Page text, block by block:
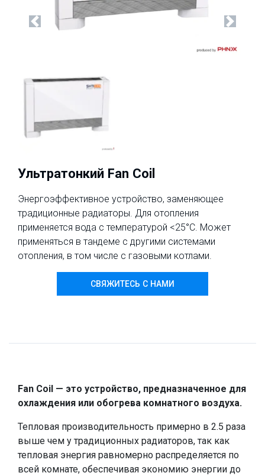
Previous Next
Ультратонкий Fan Coil
Энергоэффективное устройство, заменяющее
традиционные радиаторы. Для отопления
применяется вода с температурой <25°C. Может
применяться в тандеме с другими системами
отопления, в том числе с газовыми котлами.
СВЯЖИТЕСЬ С НАМИ
Fan Coil — это устройство, предназначенное для
охлаждения или обогрева комнатного воздуха.
Тепловая производительность примерно в 2.5 раза
выше чем у традиционных радиаторов, так как
тепловая энергия равномерно распределяется по
всей комнате, обеспечивая экономию энергии до